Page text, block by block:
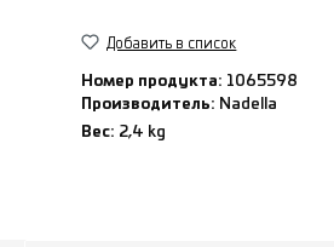
Добавить в список
Номер продукта: 1065598
Производитель: Nadella
Вес: 2,4 kg